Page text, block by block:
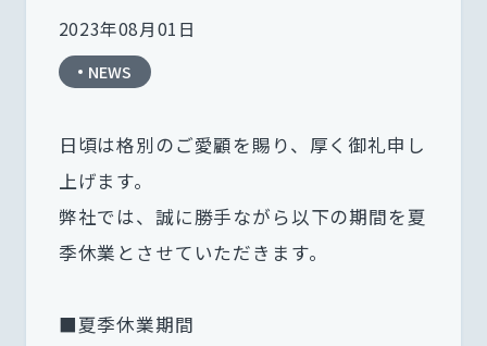
2023年08月01日
NEWS
日頃は格別のご愛顧を賜り、厚く御礼申し
上げます。
弊社では、誠に勝手ながら以下の期間を夏
季休業とさせていただきます。
■夏季休業期間